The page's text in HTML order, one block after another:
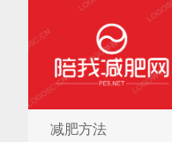
陪我减肥网
减肥方法